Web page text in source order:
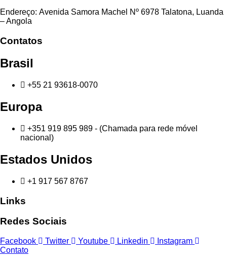
Endereço: Avenida Samora Machel Nº 6978 Talatona, Luanda
– Angola
Contatos
Brasil
+55 21 93618-0070
Europa
+351 919 895 989 - (Chamada para rede móvel
nacional)
Estados Unidos
+1 917 567 8767⁠
Links
Redes Sociais
Facebook Twitter Youtube Linkedin
Instagram
Contato